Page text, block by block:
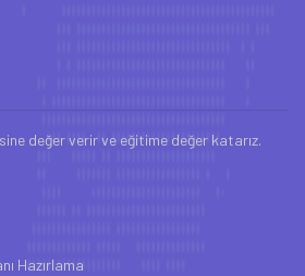
değer verir ve eğitime değer katarız.
Hazırlama